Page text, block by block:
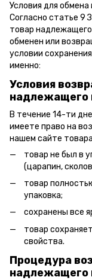
Условия для
Согласно статье 9
товар
обменен или
условии
именно:
Условия
надлежащего
В течение 14-ти
имеете право на
нашем сайте
товар не был в
(царапин,
товар
упаковка;
сохранены все
товар
свойства.
Процедура
надлежащего